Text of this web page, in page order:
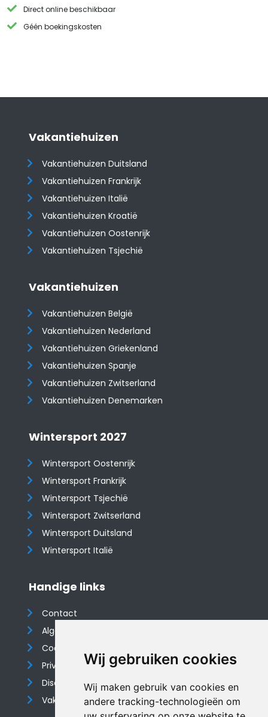
Wij gebruiken cookies
Wij maken gebruik van cookies en
andere tracking-technologieën om
Direct online beschikbaar
Géén boekingskosten
Vakantiehuizen
Vakantiehuizen Duitsland
Vakantiehuizen Frankrijk
Vakantiehuizen Italië
Vakantiehuizen Kroatië
​​​​​​​Vakantiehuizen Oostenrijk
Vakantiehuizen Tsjechië
Vakantiehuizen
Vakantiehuizen België
Vakantiehuizen Nederland
Vakantiehuizen Griekenland
Vakantiehuizen Spanje
​​​​​​​Vakantiehuizen Zwitserland
Vakantiehuizen Denemarken
Wintersport 2027
Wintersport Oostenrijk
Wintersport Frankrijk
Wintersport Tsjechië
Wintersport Zwitserland
Wintersport Duitsland
Wintersport Italië
Handige links
Contact
Algemene voorwaarden
Cookieverklaring
Privacyverklaring
Disclaimer
Vakantiehuis website